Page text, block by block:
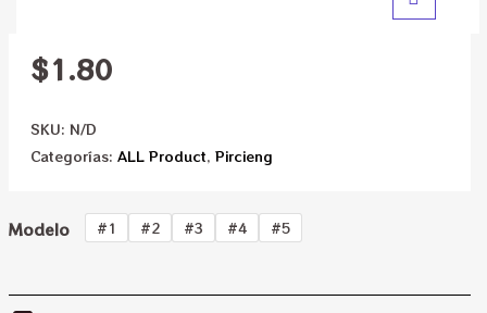
$1.80
SKU: N/D
Categorías: ALL Product, Pircieng
Modelo #1 #2 #3 #4 #5